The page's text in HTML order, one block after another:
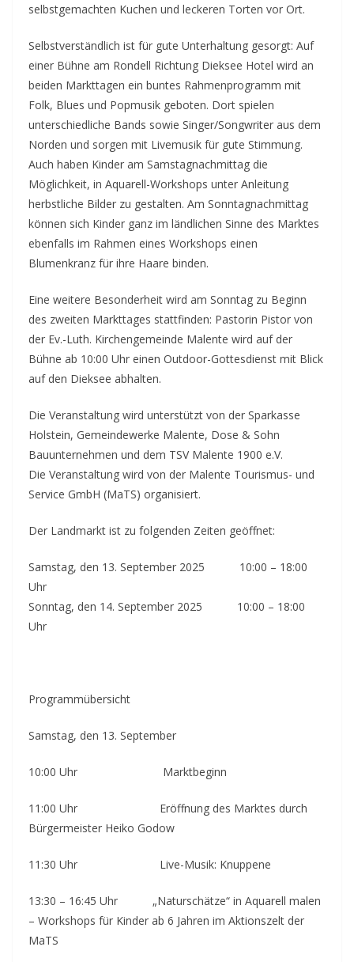
selbstgemachten Kuchen und leckeren Torten vor Ort.
Selbstverständlich ist für gute Unterhaltung gesorgt: Auf
einer Bühne am Rondell Richtung Dieksee Hotel wird an
beiden Markttagen ein buntes Rahmenprogramm mit
Folk, Blues und Popmusik geboten. Dort spielen
unterschiedliche Bands sowie Singer/Songwriter aus dem
Norden und sorgen mit Livemusik für gute Stimmung.
Auch haben Kinder am Samstagnachmittag die
Möglichkeit, in Aquarell-Workshops unter Anleitung
herbstliche Bilder zu gestalten. Am Sonntagnachmittag
können sich Kinder ganz im ländlichen Sinne des Marktes
ebenfalls im Rahmen eines Workshops einen
Blumenkranz für ihre Haare binden.
Eine weitere Besonderheit wird am Sonntag zu Beginn
des zweiten Markttages stattfinden: Pastorin Pistor von
der Ev.-Luth. Kirchengemeinde Malente wird auf der
Bühne ab 10:00 Uhr einen Outdoor-Gottesdienst mit Blick
auf den Dieksee abhalten.
Die Veranstaltung wird unterstützt von der Sparkasse
Holstein, Gemeindewerke Malente, Dose & Sohn
Bauunternehmen und dem TSV Malente 1900 e.V.
Die Veranstaltung wird von der Malente Tourismus- und
Service GmbH (MaTS) organisiert.
Der Landmarkt ist zu folgenden Zeiten geöffnet:
Samstag, den 13. September 2025 10:00 – 18:00
Uhr
Sonntag, den 14. September 2025 10:00 – 18:00
Uhr
Programmübersicht
Samstag, den 13. September
10:00 Uhr Marktbeginn
11:00 Uhr Eröffnung des Marktes durch
Bürgermeister Heiko Godow
11:30 Uhr Live-Musik: Knuppene
13:30 – 16:45 Uhr „Naturschätze“ in Aquarell malen
– Workshops für Kinder ab 6 Jahren im Aktionszelt der
MaTS